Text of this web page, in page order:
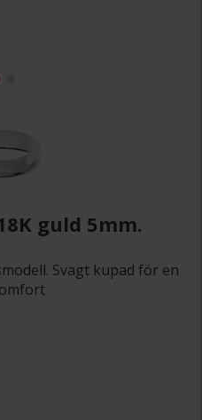
guld 5mm.
Svagt kupad för en